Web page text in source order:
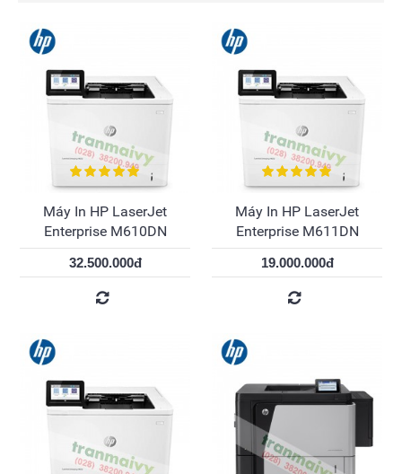
Máy In HP LaserJet
Enterprise M610DN
32.500.000đ
Máy In HP LaserJet
Enterprise M611DN
19.000.000đ